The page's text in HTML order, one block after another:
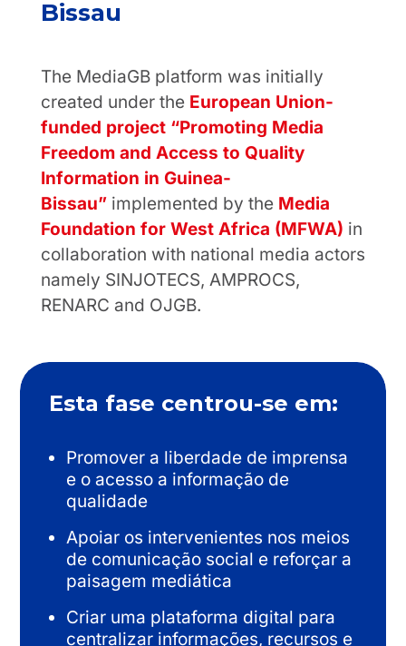
Bissau
The MediaGB platform was initially
created under the European Union-
funded project “Promoting Media
Freedom and Access to Quality
Information in Guinea-
Bissau”implemented by the Media
Foundation for West Africa (MFWA) in
collaboration with national media actors
namely SINJOTECS, AMPROCS,
RENARC and OJGB.
Esta fase centrou-se em:
Promover a liberdade de imprensa
e o acesso a informação de
qualidade
Apoiar os intervenientes nos meios
de comunicação social e reforçar a
paisagem mediática
Criar uma plataforma digital para
centralizar informações, recursos e